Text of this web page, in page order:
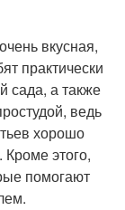
вкусная,
практически
сада, а также
ведь
хорошо
этого,
помогают